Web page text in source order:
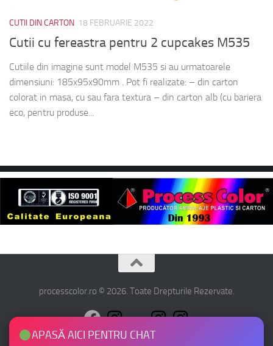
CUTII DIN CARTON 18 FEBRUARIE 2022
Cutii cu fereastra pentru 2 cupcakes M535
Cutiile din imagine sunt model M535 si au urmatoarele
dimensiuni: 185x95x90mm . Pot fi realizate: – din carton
colorat in masa, cu sau fara textura – din carton alb (cu bariera
eco, pentru produse...
processcolor.ro © 2026. Toate Drepturile Rezervate.
APASĂ AICI PENTRU CHAT